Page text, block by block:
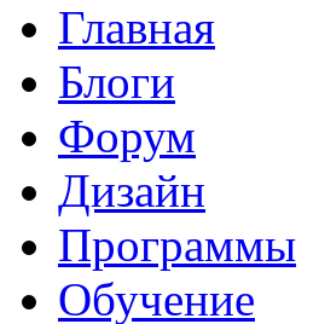
Главная
Блоги
Форум
Дизайн
Программы
Обучение